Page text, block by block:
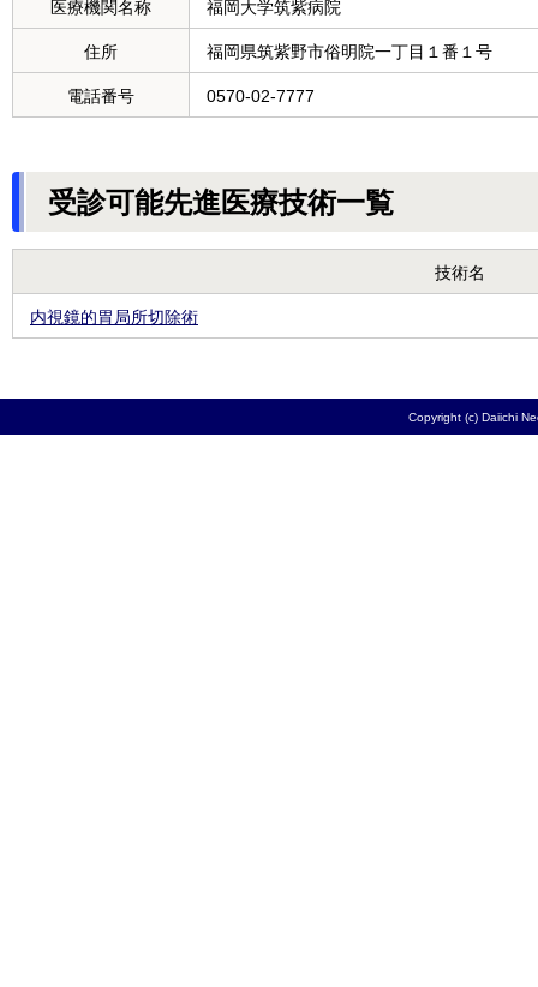
医療機関名称 福岡大学筑紫病院
住所 福岡県筑紫野市俗明院一丁目１番１号
電話番号 0570-02-7777
受診可能先進医療技術一覧
技術名
内視鏡的胃局所切除術
Copyright (c) Daiichi